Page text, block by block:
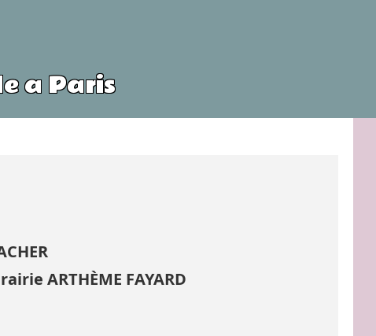
a Paris
ARTHÈME FAYARD